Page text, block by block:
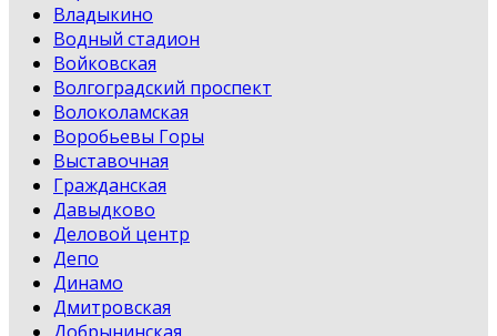
Владыкино
Водный стадион
Войковская
Волгоградский проспект
Волоколамская
Воробьевы Горы
Выставочная
Гражданская
Давыдково
Деловой центр
Депо
Динамо
Дмитровская